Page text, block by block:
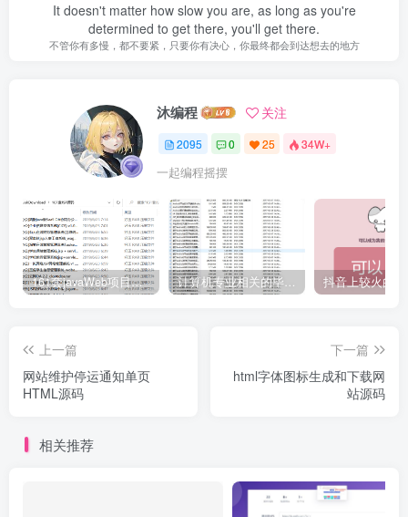
It doesn't matter how slow you are, as long as you're
determined to get there, you'll get there.
不管你有多慢，都不要紧，只要你有决心，你最终都会到达想去的地方
沐编程 关注
2095 0 25 34W+
一起编程摇摆
161套javaWeb项目源码免费分享 计算机专业相关的毕业设计论文合集免费下载
上一篇
网站维护停运通知单页
HTML源码
下一篇
html字体图标生成和下载网
站源码
相关推荐